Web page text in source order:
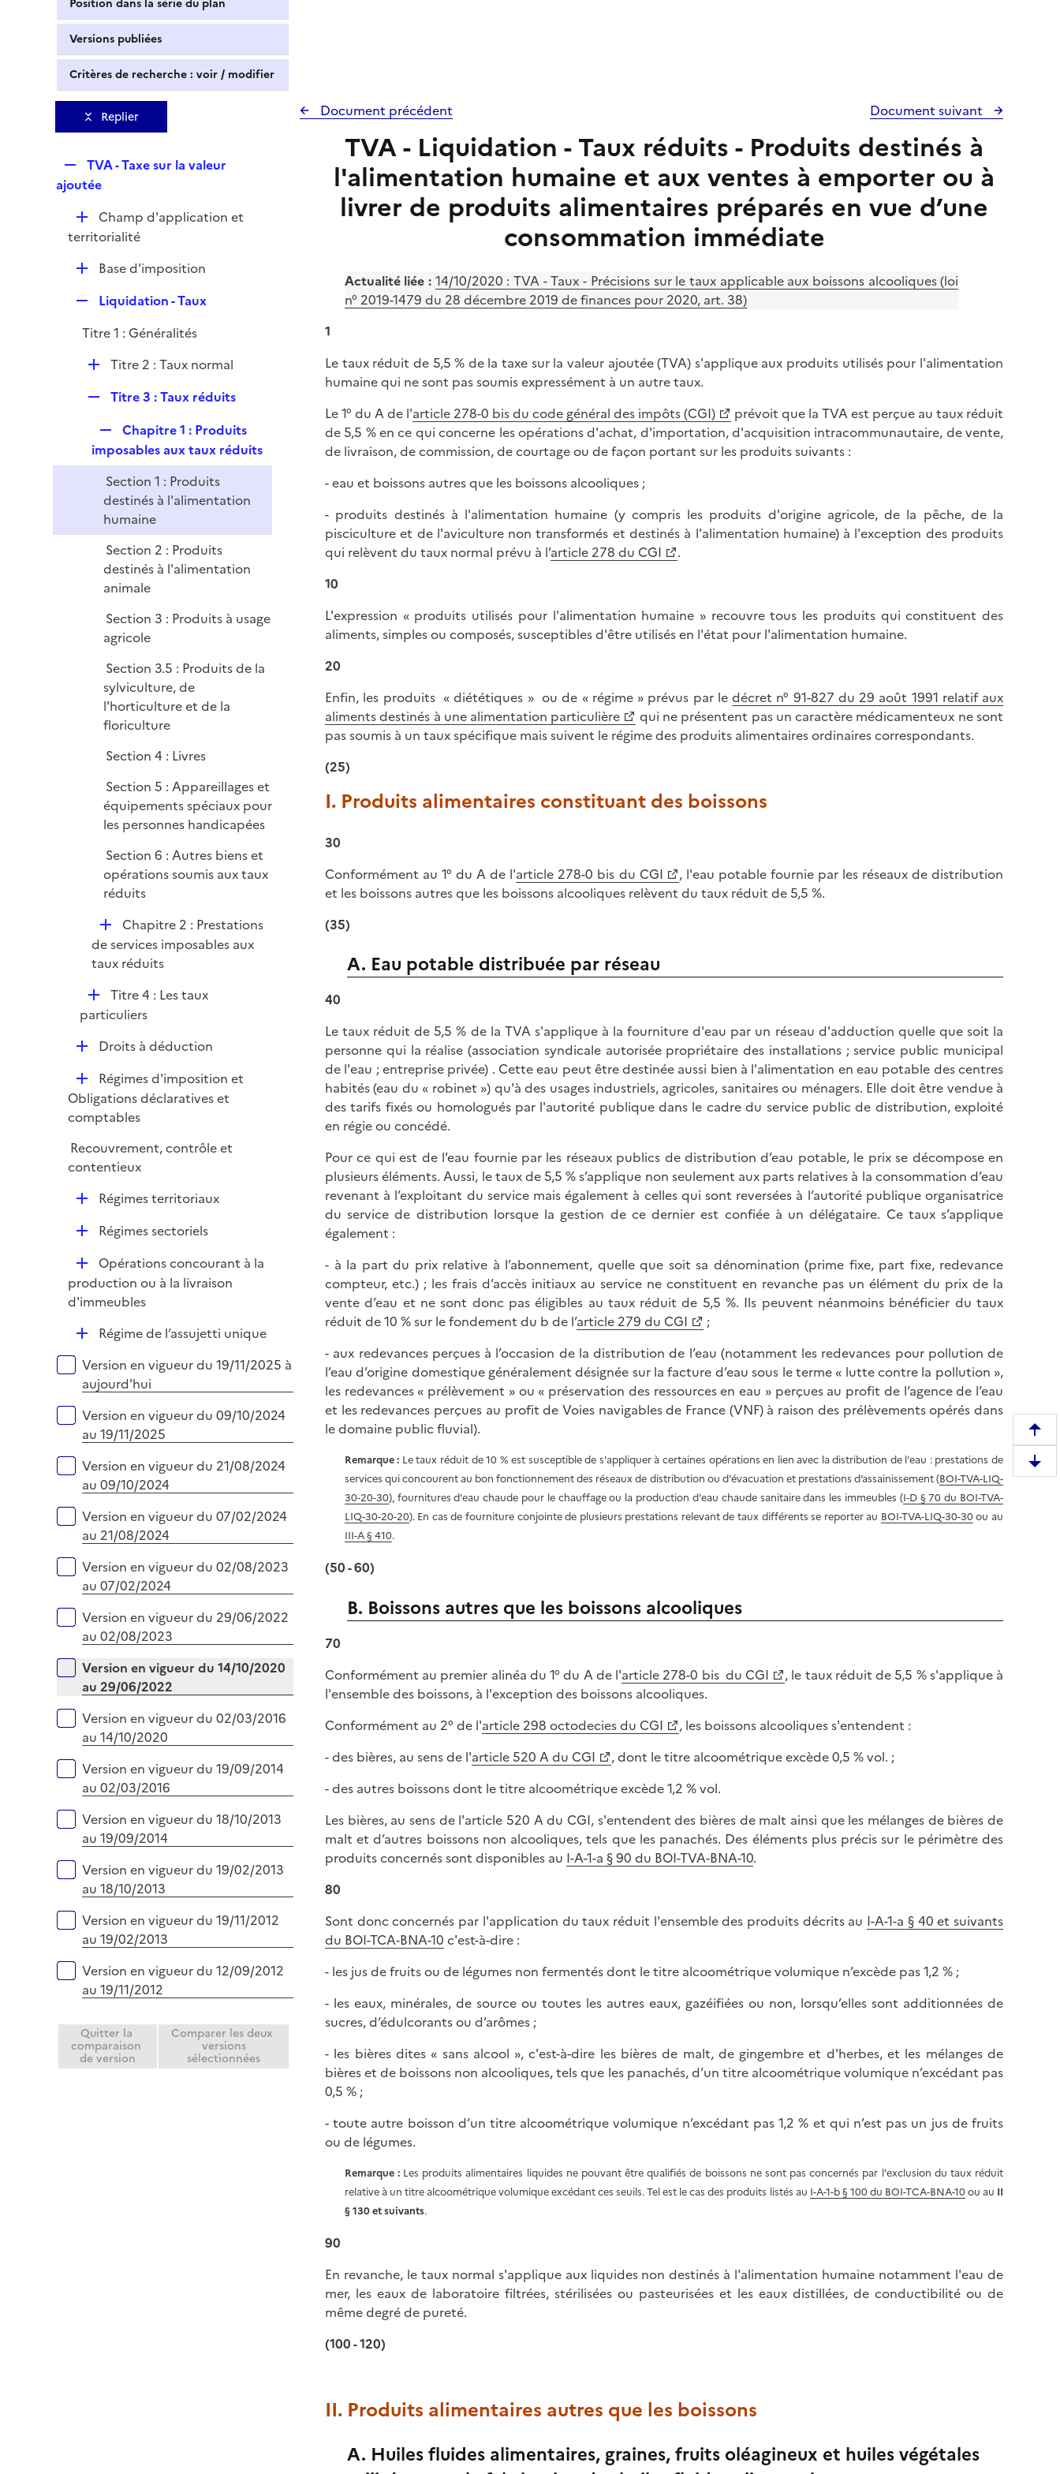
Position dans la série du plan
Versions publiées
Critères de recherche : voir / modifier
Replier
e
l
i
e
r
TVA - Taxe sur la valeur
ajoutée
D
é
r
Champ d'application et
territorialité
D
l
i
e
Base d'imposition
p
l
i
e
Liquidation - Taux
Titre 1 : Généralités
D
e
r
Titre 2 : Taux normal
p
l
i
e
r
Titre 3 : Taux réduits
e
p
l
i
e
Chapitre 1 : Produits
imposables aux taux réduits
Section 1 : Produits
destinés à l'alimentation
humaine
Section 2 : Produits
destinés à l'alimentation
animale
Section 3 : Produits à usage
agricole
Section 3.5 : Produits de la
sylviculture, de
l'horticulture et de la
floriculture
Section 4 : Livres
Section 5 : Appareillages et
équipements spéciaux pour
les personnes handicapées
Section 6 : Autres biens et
opérations soumis aux taux
réduits
D
é
p
i
e
Chapitre 2 : Prestations
de services imposables aux
taux réduits
D
é
l
i
e
r
Titre 4 : Les taux
particuliers
D
l
i
r
Droits à déduction
D
é
p
i
e
Régimes d'imposition et
Obligations déclaratives et
comptables
Recouvrement, contrôle et
contentieux
D
e
r
Régimes territoriaux
D
l
i
Régimes sectoriels
D
é
p
e
r
Opérations concourant à la
production ou à la livraison
d'immeubles
D
p
l
i
r
Régime de l’assujetti unique
Versions sur la période
Version en vigueur du 19/11/2025 à
aujourd'hui
Version en vigueur du 09/10/2024
au 19/11/2025
Version en vigueur du 21/08/2024
au 09/10/2024
Version en vigueur du 07/02/2024
au 21/08/2024
Version en vigueur du 02/08/2023
au 07/02/2024
Version en vigueur du 29/06/2022
au 02/08/2023
Version en vigueur du 14/10/2020
au 29/06/2022
Version en vigueur du 02/03/2016
au 14/10/2020
Version en vigueur du 19/09/2014
au 02/03/2016
Version en vigueur du 18/10/2013
au 19/09/2014
Version en vigueur du 19/02/2013
au 18/10/2013
Version en vigueur du 19/11/2012
au 19/02/2013
Version en vigueur du 12/09/2012
au 19/11/2012
Quitter la
comparaison
de version
Comparer les deux
versions
sélectionnées
Document précédent Document suivant
TVA - Liquidation - Taux réduits - Produits destinés à
l'alimentation humaine et aux ventes à emporter ou à
livrer de produits alimentaires préparés en vue d’une
consommation immédiate
Actualité liée : 14/10/2020 : TVA - Taux - Précisions sur le taux applicable aux boissons alcooliques (loi
n° 2019-1479 du 28 décembre 2019 de finances pour 2020, art. 38)
1
Le taux réduit de 5,5 % de la taxe sur la valeur ajoutée (TVA) s'applique aux produits utilisés pour l'alimentation
humaine qui ne sont pas soumis expressément à un autre taux.
Le 1° du A de l'article 278-0 bis du code général des impôts (CGI)
prévoit que la TVA est perçue au taux réduit
de 5,5 % en ce qui concerne les opérations d'achat, d'importation, d'acquisition intracommunautaire, de vente,
de livraison, de commission, de courtage ou de façon portant sur les produits suivants :
- eau et boissons autres que les boissons alcooliques ;
- produits destinés à l'alimentation humaine (y compris les produits d'origine agricole, de la pêche, de la
pisciculture et de l'aviculture non transformés et destinés à l'alimentation humaine) à l'exception des produits
qui relèvent du taux normal prévu à l’article 278 du CGI
.
10
L'expression « produits utilisés pour l'alimentation humaine » recouvre tous les produits qui constituent des
aliments, simples ou composés, susceptibles d'être utilisés en l'état pour l'alimentation humaine.
20
Enfin, les produits « diététiques » ou de « régime » prévus par le décret n° 91-827 du 29 août 1991 relatif aux
aliments destinés à une alimentation particulière
qui ne présentent pas un caractère médicamenteux ne sont
pas soumis à un taux spécifique mais suivent le régime des produits alimentaires ordinaires correspondants.
(25)
I. Produits alimentaires constituant des boissons
30
Conformément au 1° du A de l'article 278-0 bis du CGI
, l'eau potable fournie par les réseaux de distribution
et les boissons autres que les boissons alcooliques relèvent du taux réduit de 5,5 %.
(35)
A. Eau potable distribuée par réseau
40
Le taux réduit de 5,5 % de la TVA s'applique à la fourniture d'eau par un réseau d'adduction quelle que soit la
personne qui la réalise (association syndicale autorisée propriétaire des installations ; service public municipal
de l'eau ; entreprise privée) . Cette eau peut être destinée aussi bien à l'alimentation en eau potable des centres
habités (eau du « robinet ») qu'à des usages industriels, agricoles, sanitaires ou ménagers. Elle doit être vendue à
des tarifs fixés ou homologués par l'autorité publique dans le cadre du service public de distribution, exploité
en régie ou concédé.
Pour ce qui est de l’eau fournie par les réseaux publics de distribution d’eau potable, le prix se décompose en
plusieurs éléments. Aussi, le taux de 5,5 % s’applique non seulement aux parts relatives à la consommation d’eau
revenant à l’exploitant du service mais également à celles qui sont reversées à l’autorité publique organisatrice
du service de distribution lorsque la gestion de ce dernier est confiée à un délégataire. Ce taux s’applique
également :
- à la part du prix relative à l’abonnement, quelle que soit sa dénomination (prime fixe, part fixe, redevance
compteur, etc.) ; les frais d’accès initiaux au service ne constituent en revanche pas un élément du prix de la
vente d’eau et ne sont donc pas éligibles au taux réduit de 5,5 %. Ils peuvent néanmoins bénéficier du taux
réduit de 10 % sur le fondement du b de l’article 279 du CGI
;
- aux redevances perçues à l’occasion de la distribution de l’eau (notamment les redevances pour pollution de
l’eau d’origine domestique généralement désignée sur la facture d’eau sous le terme « lutte contre la pollution »,
les redevances « prélèvement » ou « préservation des ressources en eau » perçues au profit de l’agence de l’eau
et les redevances perçues au profit de Voies navigables de France (VNF) à raison des prélèvements opérés dans
le domaine public fluvial).
Remarque : Le taux réduit de 10 % est susceptible de s'appliquer à certaines opérations en lien avec la distribution de l'eau : prestations de
services qui concourent au bon fonctionnement des réseaux de distribution ou d'évacuation et prestations d’assainissement (BOI-TVA-LIQ-
30-20-30), fournitures d'eau chaude pour le chauffage ou la production d'eau chaude sanitaire dans les immeubles (I-D § 70 du BOI-TVA-
LIQ-30-20-20). En cas de fourniture conjointe de plusieurs prestations relevant de taux différents se reporter au BOI-TVA-LIQ-30-30ou au
III-A § 410.
(50 - 60)
B. Boissons autres que les boissons alcooliques
70
Conformément au premier alinéa du 1° du A de l'article 278-0 bis du CGI
, le taux réduit de 5,5 % s'applique à
l'ensemble des boissons, à l'exception des boissons alcooliques.
Conformément au 2° de l'article 298 octodecies du CGI
, les boissons alcooliques s'entendent :
- des bières, au sens de l'article 520 A du CGI
, dont le titre alcoométrique excède 0,5 % vol. ;
- des autres boissons dont le titre alcoométrique excède 1,2 % vol.
Les bières, au sens de l'article 520 A du CGI, s'entendent des bières de malt ainsi que les mélanges de bières de
malt et d’autres boissons non alcooliques, tels que les panachés. Des éléments plus précis sur le périmètre des
produits concernés sont disponibles au I-A-1-a § 90 du BOI-TVA-BNA-10.
80
Sont donc concernés par l'application du taux réduit l'ensemble des produits décrits au I-A-1-a § 40 et suivants
du BOI-TCA-BNA-10 c'est-à-dire :
- les jus de fruits ou de légumes non fermentés dont le titre alcoométrique volumique n’excède pas 1,2 % ;
- les eaux, minérales, de source ou toutes les autres eaux, gazéifiées ou non, lorsqu’elles sont additionnées de
sucres, d’édulcorants ou d’arômes ;
- les bières dites « sans alcool », c'est-à-dire les bières de malt, de gingembre et d'herbes, et les mélanges de
bières et de boissons non alcooliques, tels que les panachés, d’un titre alcoométrique volumique n’excédant pas
0,5 % ;
- toute autre boisson d’un titre alcoométrique volumique n’excédant pas 1,2 % et qui n’est pas un jus de fruits
ou de légumes.
Remarque : Les produits alimentaires liquides ne pouvant être qualifiés de boissons ne sont pas concernés par l'exclusion du taux réduit
relative à un titre alcoométrique volumique excédant ces seuils. Tel est le cas des produits listés au I-A-1-b § 100 du BOI-TCA-BNA-10ou au II
§ 130 et suivants.
90
En revanche, le taux normal s'applique aux liquides non destinés à l'alimentation humaine notamment l'eau de
mer, les eaux de laboratoire filtrées, stérilisées ou pasteurisées et les eaux distillées, de conductibilité ou de
même degré de pureté.
(100 - 120)
II. Produits alimentaires autres que les boissons
A. Huiles fluides alimentaires, graines, fruits oléagineux et huiles végétales
e
m
D